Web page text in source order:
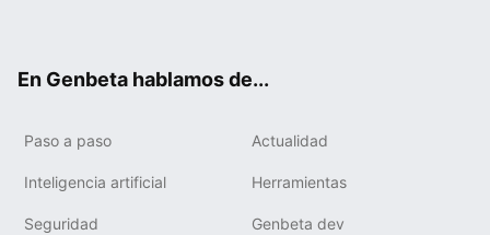
En Genbeta hablamos de...
Paso a paso Actualidad
Inteligencia artificial Herramientas
Seguridad Genbeta dev